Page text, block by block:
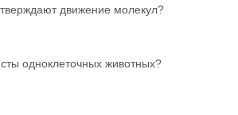
движение молекул?
одноклеточных животных?